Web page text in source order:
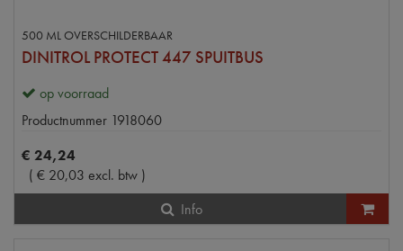
500 ML OVERSCHILDERBAAR
DINITROL PROTECT 447 SPUITBUS
op voorraad
Productnummer 1918060
€ 24,24
( € 20,03 excl. btw )
Info